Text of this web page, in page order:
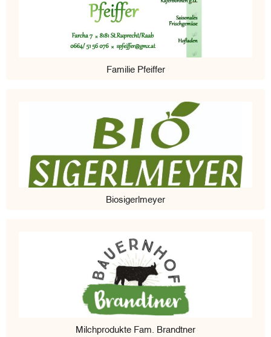
Familie Pfeiffer
Biosigerlmeyer
Milchprodukte Fam. Brandtner